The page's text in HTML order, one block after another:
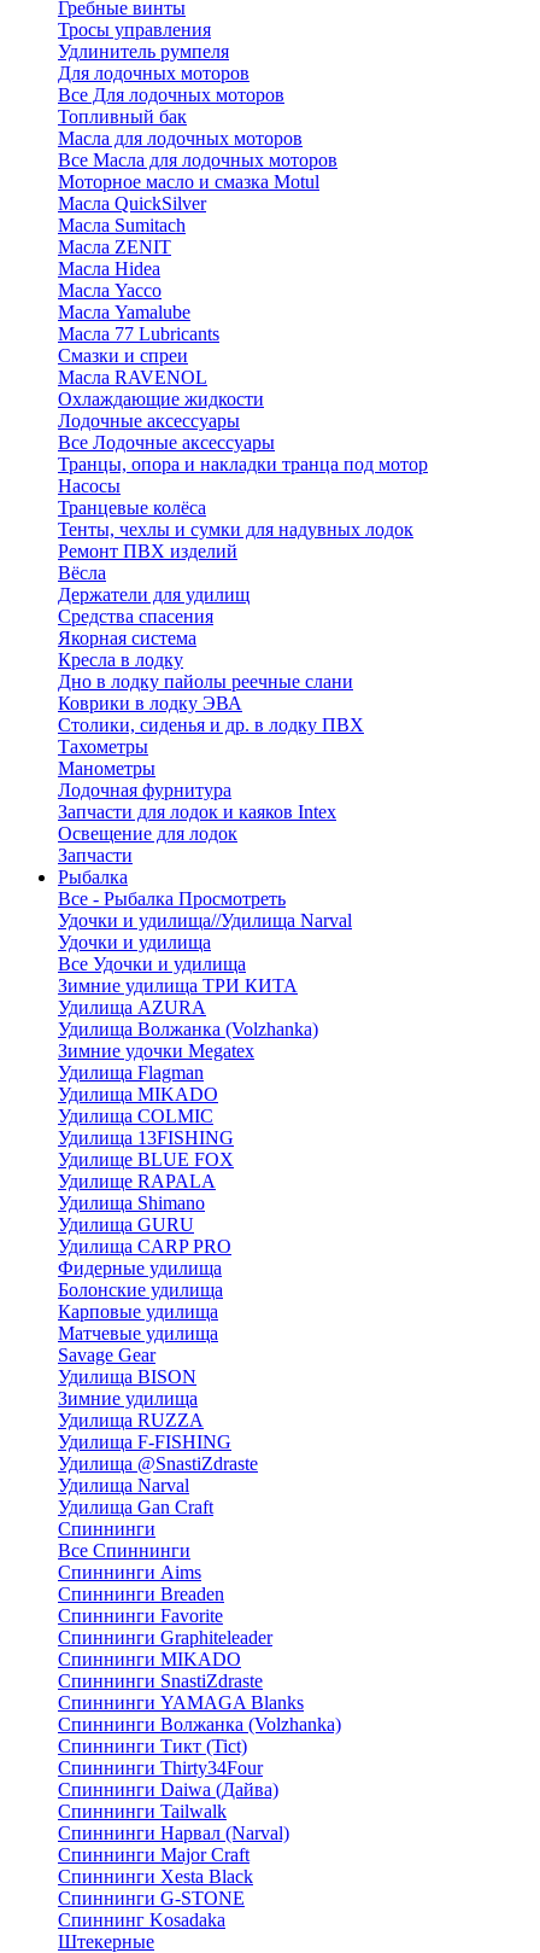
Гребные винты
Тросы управления
Удлинитель румпеля
Для лодочных моторов
Все Для лодочных моторов
Топливный бак
Масла для лодочных моторов
Все Масла для лодочных моторов
Моторное масло и смазка Motul
Масла QuickSilver
Масла Sumitach
Масла ZENIT
Масла Hidea
Масла Yacco
Масла Yamalube
Масла 77 Lubricants
Смазки и спреи
Масла RAVENOL
Охлаждающие жидкости
Лодочные аксессуары
Все Лодочные аксессуары
Транцы, опора и накладки транца под мотор
Насосы
Транцевые колёса
Тенты, чехлы и сумки для надувных лодок
Ремонт ПВХ изделий
Вёсла
Держатели для удилищ
Средства спасения
Якорная система
Кресла в лодку
Дно в лодку пайолы реечные слани
Коврики в лодку ЭВА
Столики, сиденья и др. в лодку ПВХ
Тахометры
Манометры
Лодочная фурнитура
Запчасти для лодок и каяков Intex
Освещение для лодок
Запчасти
Рыбалка
Все - Рыбалка Просмотреть
Удочки и удилища//Удилища Narval
Удочки и удилища
Все Удочки и удилища
Зимние удилища ТРИ КИТА
Удилища AZURA
Удилища Волжанка (Volzhanka)
Зимние удочки Megatex
Удилища Flagman
Удилища MIKADO
Удилища COLMIC
Удилища 13FISHING
Удилище BLUE FOX
Удилище RAPALA
Удилища Shimano
Удилища GURU
Удилища CARP PRO
Фидерные удилища
Болонские удилища
Карповые удилища
Матчевые удилища
Savage Gear
Удилища BISON
Зимние удилища
Удилища RUZZA
Удилища F-FISHING
Удилища @SnastiZdraste
Удилища Narval
Удилища Gan Craft
Спиннинги
Все Спиннинги
Спиннинги Aims
Спиннинги Breaden
Спиннинги Favorite
Спиннинги Graphiteleader
Спиннинги MIKADO
Спиннинги SnastiZdraste
Спиннинги YAMAGA Blanks
Спиннинги Волжанка (Volzhanka)
Спиннинги Тикт (Tict)
Спиннинги Thirty34Four
Спиннинги Daiwa (Дайва)
Спиннинги Tailwalk
Спиннинги Нарвал (Narval)
Спиннинги Major Craft
Спиннинги Xesta Black
Спиннинги G-STONE
Спиннинг Kosadaka
Штекерные